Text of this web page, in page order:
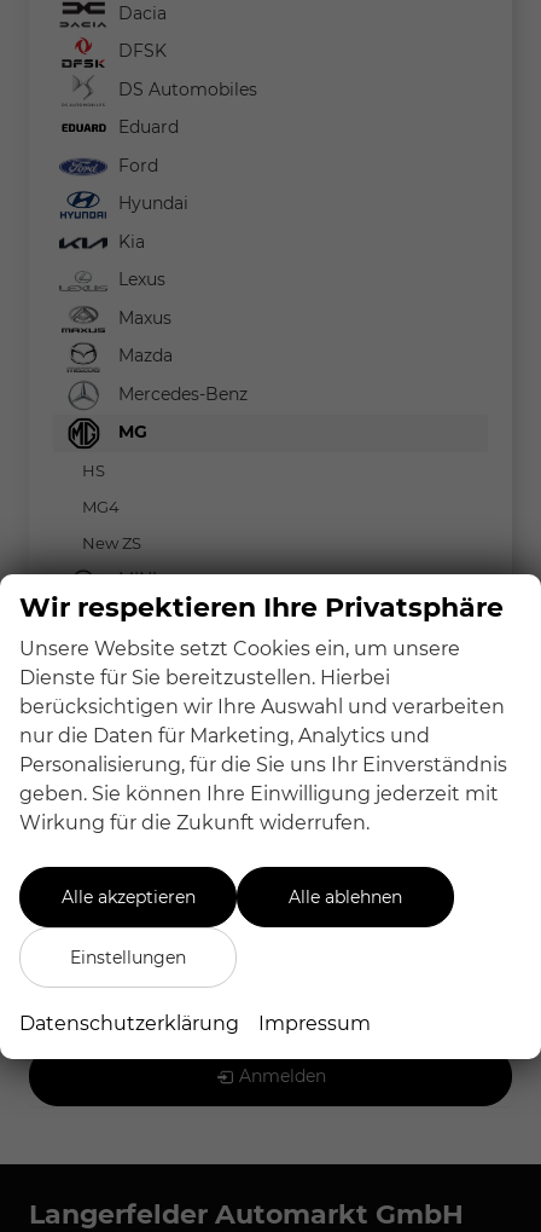
Dacia
DFSK
DS Automobiles
Eduard
Ford
Hyundai
Kia
Lexus
Maxus
Mazda
Mercedes-Benz
MG
HS
MG4
New ZS
MINI
Nissan
Peugeot
Renault
Seat
Skoda
Suzuki
Volkswagen
Volvo
Anmelden
Langerfelder Automarkt GmbH
Wir respektieren Ihre Privatsphäre
Unsere Website setzt Cookies ein, um unsere
Dienste für Sie bereitzustellen. Hierbei
berücksichtigen wir Ihre Auswahl und verarbeiten
nur die Daten für Marketing, Analytics und
Personalisierung, für die Sie uns Ihr Einverständnis
geben. Sie können Ihre Einwilligung jederzeit mit
Wirkung für die Zukunft widerrufen.
Alle akzeptieren Alle ablehnen
Einstellungen
Datenschutzerklärung Impressum